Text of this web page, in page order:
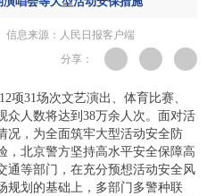
信息来源：人民日报客户端
分享：
项31场次文艺演出、体育比赛、
众人数将达到38万余人次。面对活
况，为全面筑牢大型活动安全防
，北京警方坚持高水平安全保障高
通等部门，在充分预想活动安全风
规划的基础上，多部门多警种联